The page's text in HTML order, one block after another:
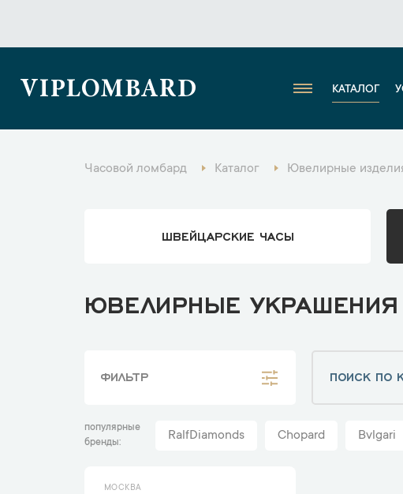
VIPLOMBARD КАТАЛОГ
Часовой ломбард Каталог Ювелирные
ШВЕЙЦАРСКИЕ ЧАСЫ
ЮВЕЛИРНЫЕ УКРАШЕНИЯ
ФИЛЬТР
популярные
бренды
RalfDiamonds Chopard Bvlgari
МОСКВА